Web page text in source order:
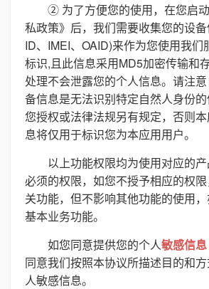
② 为了方便您的使用，在您启
私政策》后，我们需要收集您的设
ID、IMEI、OAID)来作为您使用我们
标识,且此信息采用MD5加密传输和
处理不会泄露您的个人信息。请注
备信息是无法识别特定自然人身份
您授权或法律法规另有规定，否则
息将仅用于标识您为本应用用户。
以上功能权限均为使用对应的
必须的权限，如您不授予相应的权
关功能，但不影响其他功能的使用
基本业务功能。
如您同意提供您的个人敏感信息
同意我们按照本协议所描述目的和
人敏感信息。